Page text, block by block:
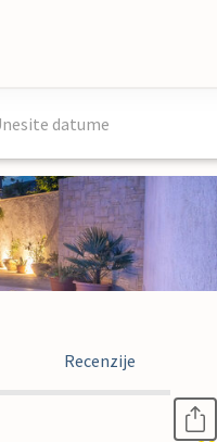
datume
Recenzije